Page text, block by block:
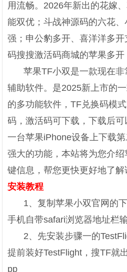
用流畅。2026年新出的花嫁
能双优；斗战神源码的六花
强；申公豹多开、喜洋洋多开
码搜搜激活码商城的苹果多开
苹果TF小双是一款现在
辅助软件。是2025新上市的
的多功能软件，TF兑换码模
码，激活码可下载，下载后
一台苹果iPhone设备上下载
强大的功能，本站将为您介
键信息，帮您更快更好地了解
安装教程
1、复制苹果小双官网的
手机自带safari浏览器地址栏
2、先安装步骤一的
提前装好TestFlight，搜TF就
pp